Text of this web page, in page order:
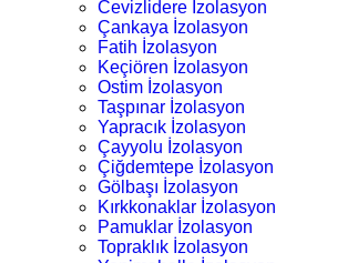
Cevizlidere İzolasyon
Çankaya İzolasyon
Fatih İzolasyon
Keçiören İzolasyon
Ostim İzolasyon
Taşpınar İzolasyon
Yapracık İzolasyon
Çayyolu İzolasyon
Çiğdemtepe İzolasyon
Gölbaşı İzolasyon
Kırkkonaklar İzolasyon
Pamuklar İzolasyon
Topraklık İzolasyon